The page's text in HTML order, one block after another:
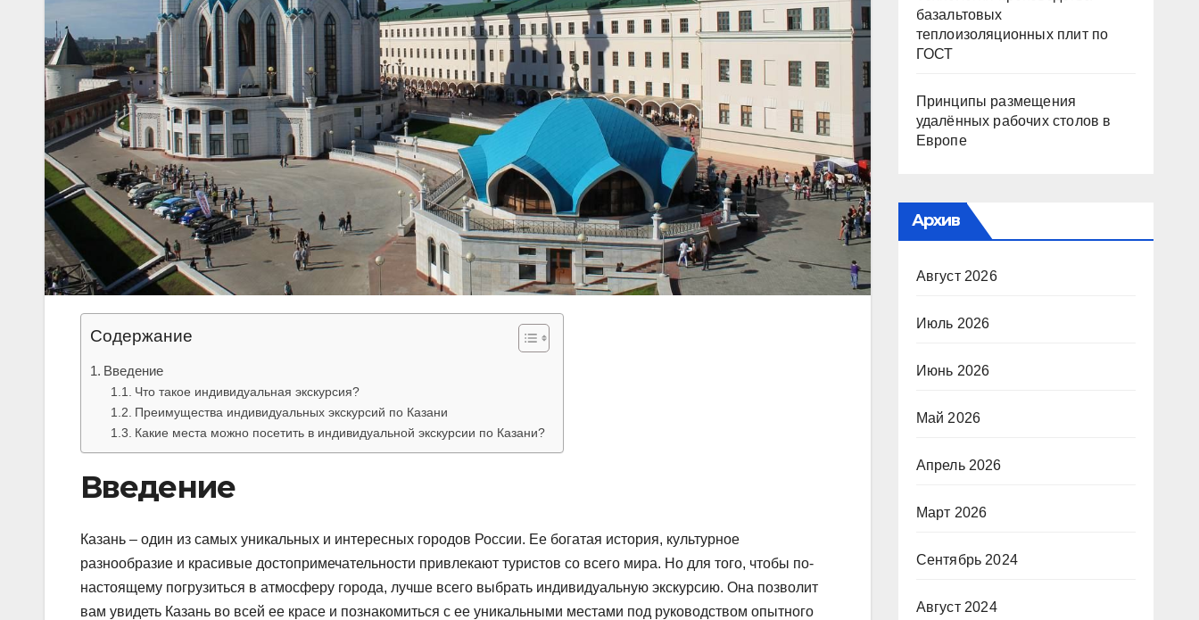
Содержание
Введение
Что такое индивидуальная экскурсия?
Преимущества индивидуальных экскурсий по Казани
Какие места можно посетить в индивидуальной экскурсии по Казани?
Введение
Казань – один из самых уникальных и интересных городов России. Ее богатая история, культурное
разнообразие и красивые достопримечательности привлекают туристов со всего мира. Но для того, чтобы по-
настоящему погрузиться в атмосферу города, лучше всего выбрать индивидуальную экскурсию. Она позволит
вам увидеть Казань во всей ее красе и познакомиться с ее уникальными местами под руководством опытного
базальтовых
теплоизоляционных плит по
ГОСТ
Принципы размещения
удалённых рабочих столов в
Европе
Архив
Август 2026
Июль 2026
Июнь 2026
Май 2026
Апрель 2026
Март 2026
Сентябрь 2024
Август 2024